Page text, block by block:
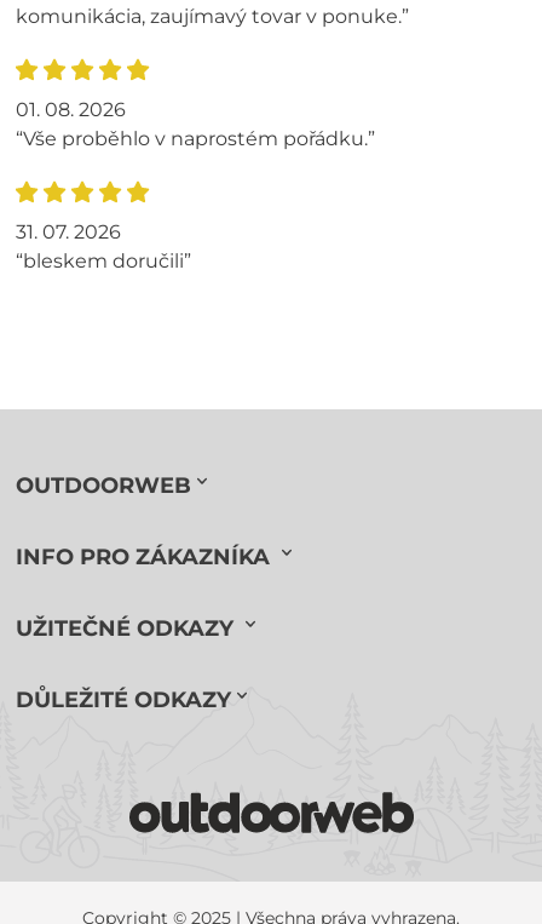
komunikácia, zaujímavý tovar v ponuke.”
01. 08. 2026
“Vše proběhlo v naprostém pořádku.”
31. 07. 2026
“bleskem doručili”
OUTDOORWEB
INFO PRO ZÁKAZNÍKA
UŽITEČNÉ ODKAZY
DŮLEŽITÉ ODKAZY
Copyright © 2025 | Všechna práva vyhrazena.